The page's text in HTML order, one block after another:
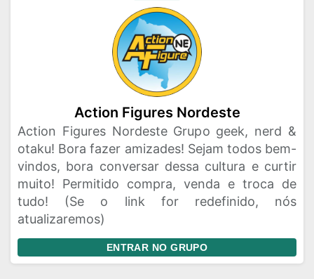
Action Figures Nordeste
Action Figures Nordeste Grupo geek, nerd &
otaku! Bora fazer amizades! Sejam todos bem-
vindos, bora conversar dessa cultura e curtir
muito! Permitido compra, venda e troca de
tudo! (Se o link for redefinido, nós
atualizaremos)
ENTRAR NO GRUPO